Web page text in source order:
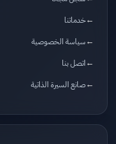
خدماتنا
سياسة الخصوصية
اتصل بنا
صانع السيرة الذاتية